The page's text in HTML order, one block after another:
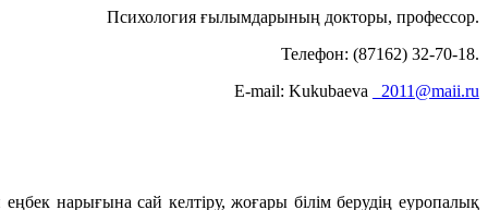
Психология ғылымдарының докторы, профессор.
Телефон: (87162) 32-70-18.
Е-mail: Kukubaeva
_2011@maii.ru
нарығына сай келтіру, жоғары білім берудің еуропалық